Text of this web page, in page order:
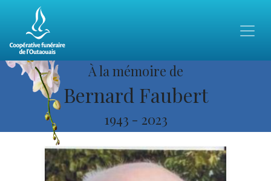
À la mémoire de
Bernard Faubert
1943 - 2023